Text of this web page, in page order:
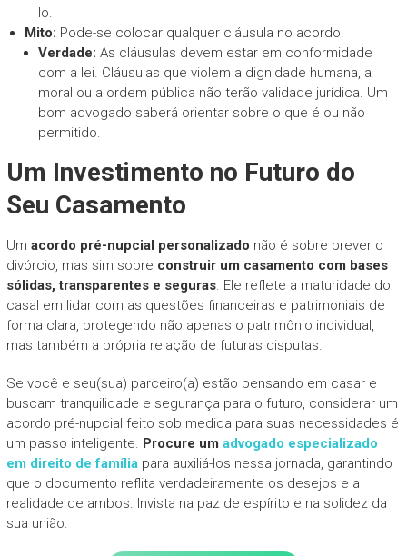
lo.
Mito: Pode-se colocar qualquer cláusula no acordo.
Verdade: As cláusulas devem estar em conformidade
com a lei. Cláusulas que violem a dignidade humana, a
moral ou a ordem pública não terão validade jurídica. Um
bom advogado saberá orientar sobre o que é ou não
permitido.
Um Investimento no Futuro do
Seu Casamento
Um acordo pré-nupcial personalizado não é sobre prever o
divórcio, mas sim sobre construir um casamento com bases
sólidas, transparentes e seguras. Ele reflete a maturidade do
casal em lidar com as questões financeiras e patrimoniais de
forma clara, protegendo não apenas o patrimônio individual,
mas também a própria relação de futuras disputas.
Se você e seu(sua) parceiro(a) estão pensando em casar e
buscam tranquilidade e segurança para o futuro, considerar um
acordo pré-nupcial feito sob medida para suas necessidades é
um passo inteligente. Procure um advogado especializado
em direito de famíliapara auxiliá-los nessa jornada, garantindo
que o documento reflita verdadeiramente os desejos e a
realidade de ambos. Invista na paz de espírito e na solidez da
sua união.